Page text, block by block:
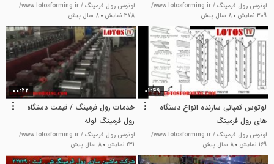
لوتوس رول فرمینگ / www.lotosforming.ir/
309 نمایش
8 سال پیش
لوتوس رول فرمینگ / www.lotosforming.ir/
478 نمایش
8 سال پیش
01:49
لوتوس کمپانی سازنده انواع دستگاه
های رول فرمینگ
لوتوس رول فرمینگ / www.lotosforming.ir/
169 نمایش
8 سال پیش
00:22
خدمات رول فرمینگ / قیمت دستگاه
رول فرمینگ لوله
لوتوس رول فرمینگ / www.lotosforming.ir/
231 نمایش
8 سال پیش